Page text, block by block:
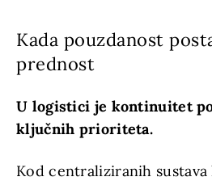
Kada pouzdanost
prednost
U logistici je kontinuitet
ključnih prioriteta.
Kod centraliziranih